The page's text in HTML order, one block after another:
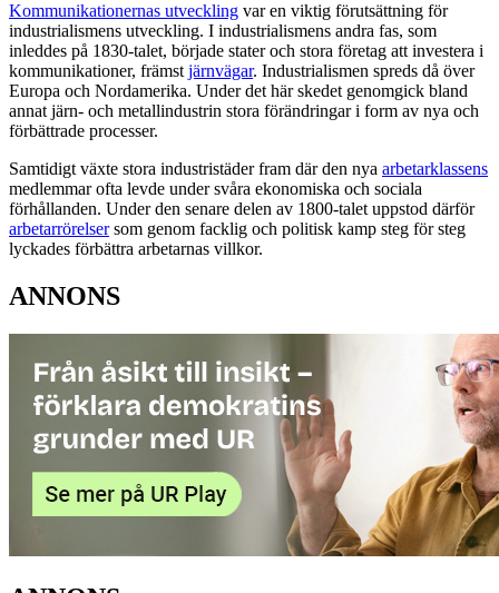
Kommunikationernas utveckling var en viktig förutsättning för
industrialismens utveckling. I industrialismens andra fas, som
inleddes på 1830-talet, började stater och stora företag att investera i
kommunikationer, främstjärnvägar. Industrialismen spreds då över
Europa och Nordamerika. Under det här skedet genomgick bland
annat järn- och metallindustrin stora förändringar i form av nya och
förbättrade processer.
Samtidigt växte stora industristäder fram där den nya arbetarklassens
medlemmar ofta levde under svåra ekonomiska och sociala
förhållanden. Under den senare delen av 1800-talet uppstod därför
arbetarrörelsersom genom facklig och politisk kamp steg för steg
lyckades förbättra arbetarnas villkor.
ANNONS